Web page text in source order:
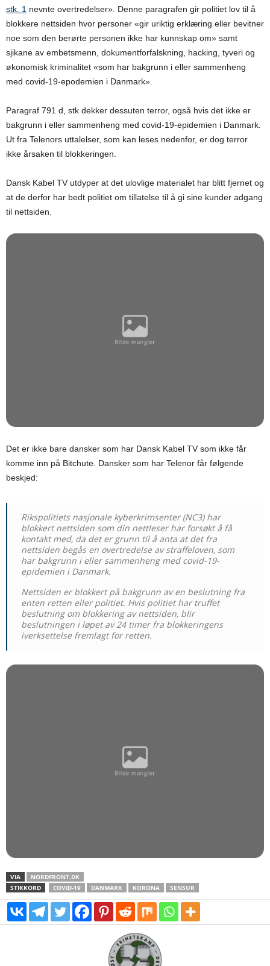
stk. 1 nevnte overtredelser». Denne paragrafen gir politiet lov til å
blokkere nettsiden hvor personer «gir uriktig erklæring eller bevitner
noe som den berørte personen ikke har kunnskap om» samt
sjikane av embetsmenn, dokumentforfalskning, hacking, tyveri og
økonomisk kriminalitet «som har bakgrunn i eller sammenheng
med covid-19-epodemien i Danmark».
Paragraf 791 d, stk dekker dessuten terror, også hvis det ikke er
bakgrunn i eller sammenheng med covid-19-epidemien i Danmark.
Ut fra Telenors uttalelser, som kan leses nedenfor, er dog terror
ikke årsaken til blokkeringen.
Dansk Kabel TV utdyper at det ulovlige materialet har blitt fjernet og
at de derfor har bedt politiet om tillatelse til å gi sine kunder adgang
til nettsiden.
Det er ikke bare dansker som har Dansk Kabel TV som ikke får
komme inn på Bitchute. Dansker som har Telenor får følgende
beskjed:
Rikspolitiets nasjonale kyberkrimsenter (NC3) har
blokkert nettsiden som din nettleser har forsøkt å få
kontakt med, da det er grunn til å anta at det fra
nettsiden begås en overtredelse av straffeloven, som
har bakgrunn i eller sammenheng med covid-19-
epidemien i Danmark.
Nettsiden er blokkert på bakgrunn av en beslutning fra
enten retten eller politiet. Hvis politiet har truffet
beslutning om blokkering av nettsiden, blir
beslutningen i løpet av 24 timer fra blokkeringens
iverksettelse fremlagt for retten.
VIA
NORDFRONT.DK
STIKKORD
COVID-19 DANMARK KORONA SENSUR